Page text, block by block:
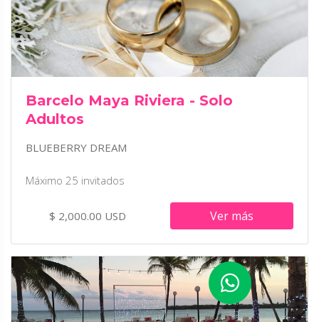
Barcelo Maya Riviera - Solo
Adultos
BLUEBERRY DREAM
Máximo 25 invitados
$ 2,000.00 USD Ver más